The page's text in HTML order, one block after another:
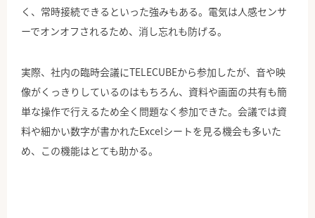
く、常時接続できるといった強みもある。電気は人感センサ
ーでオンオフされるため、消し忘れも防げる。
実際、社内の臨時会議にTELECUBEから参加したが、音や映
像がくっきりしているのはもちろん、資料や画面の共有も簡
単な操作で行えるため全く問題なく参加できた。会議では資
料や細かい数字が書かれたExcelシートを見る機会も多いた
め、この機能はとても助かる。